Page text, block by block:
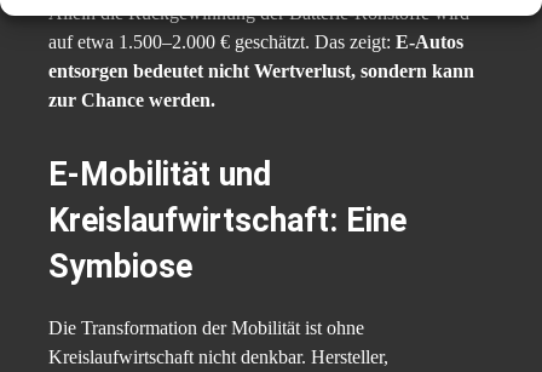
Allein die Rückgewinnung der Batterie-Rohstoffe wird
auf etwa 1.500–2.000 € geschätzt. Das zeigt: E-Autos
entsorgen bedeutet nicht Wertverlust, sondern kann
zur Chance werden.
E-Mobilität und
Kreislaufwirtschaft: Eine
Symbiose
Die Transformation der Mobilität ist ohne
Kreislaufwirtschaft nicht denkbar. Hersteller,